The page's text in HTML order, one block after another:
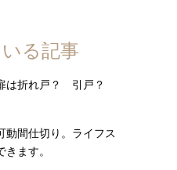
る記事
は折れ戸？ 引戸？
動間仕切り。ライフス
ます。